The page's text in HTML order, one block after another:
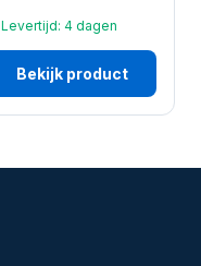
Levertijd: 4 dagen
Bekijk product